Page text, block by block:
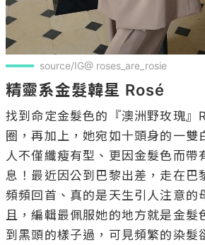
source/IG@ roses_are_rosie
精靈系金髮韓星 Rosé
找到命定金髮色的『澳洲野玫瑰』
圈，再加上，她宛如十頭身的一雙
人不僅纖瘦有型、更因金髮色而帶
息！最近因公到巴黎出差，走在巴
頻頻回首、真的是天生引人注意的
且，編輯最佩服她的地方就是金髮
到黑頭的樣子過，可見頻繁的染髮